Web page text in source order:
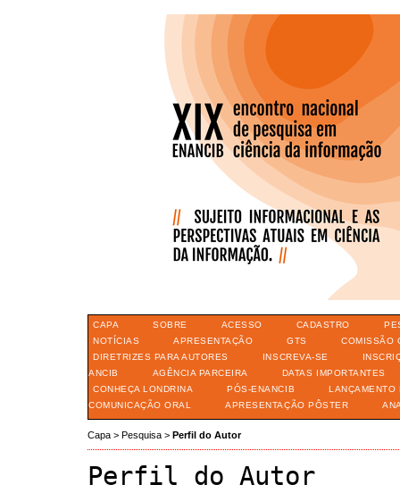
CAPA SOBRE ACESSO CADASTRO
NOTÍCIAS
APRESENTAÇÃO GTS
COMISSÃO
DIRETRIZES PARA AUTORES
INSCREVA-SE
ANCIB
AGÊNCIA PARCEIRA
DATAS IMPORTANTES
CONHEÇA LONDRINA
PÓS-ENANCIB
LANÇAMENTO
COMUNICAÇÃO ORAL
APRESENTAÇÃO PÔSTER
Capa > Pesquisa > Perfil do Autor
Perfil do Autor